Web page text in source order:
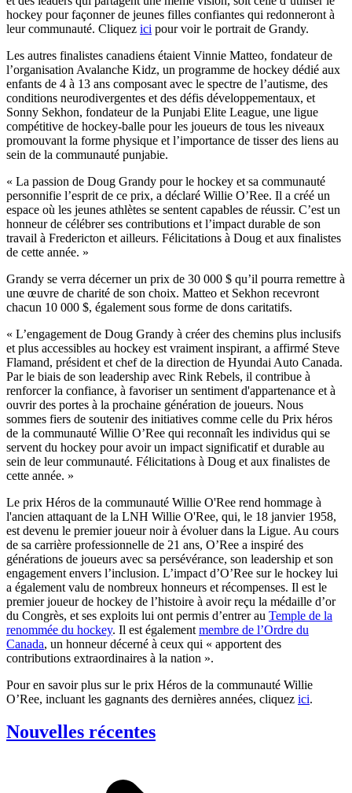
hockey pour façonner de jeunes filles confiantes qui redonneront à
leur communauté. Cliquez ici pour voir le portrait de Grandy.
Les autres finalistes canadiens étaient Vinnie Matteo, fondateur de
l’organisation Avalanche Kidz, un programme de hockey dédié aux
enfants de 4 à 13 ans composant avec le spectre de l’autisme, des
conditions neurodivergentes et des défis développementaux, et
Sonny Sekhon, fondateur de la Punjabi Elite League, une ligue
compétitive de hockey-balle pour les joueurs de tous les niveaux
promouvant la forme physique et l’importance de tisser des liens au
sein de la communauté punjabie.
« La passion de Doug Grandy pour le hockey et sa communauté
personnifie l’esprit de ce prix, a déclaré Willie O’Ree. Il a créé un
espace où les jeunes athlètes se sentent capables de réussir. C’est un
honneur de célébrer ses contributions et l’impact durable de son
travail à Fredericton et ailleurs. Félicitations à Doug et aux finalistes
de cette année. »
Grandy se verra décerner un prix de 30 000 $ qu’il pourra remettre à
une œuvre de charité de son choix. Matteo et Sekhon recevront
chacun 10 000 $, également sous forme de dons caritatifs.
« L’engagement de Doug Grandy à créer des chemins plus inclusifs
et plus accessibles au hockey est vraiment inspirant, a affirmé Steve
Flamand, président et chef de la direction de Hyundai Auto Canada.
Par le biais de son leadership avec Rink Rebels, il contribue à
renforcer la confiance, à favoriser un sentiment d'appartenance et à
ouvrir des portes à la prochaine génération de joueurs. Nous
sommes fiers de soutenir des initiatives comme celle du Prix héros
de la communauté Willie O’Ree qui reconnaît les individus qui se
servent du hockey pour avoir un impact significatif et durable au
sein de leur communauté. Félicitations à Doug et aux finalistes de
cette année. »
Le prix Héros de la communauté Willie O'Ree rend hommage à
l'ancien attaquant de la LNH Willie O'Ree, qui, le 18 janvier 1958,
est devenu le premier joueur noir à évoluer dans la Ligue. Au cours
de sa carrière professionnelle de 21 ans, O’Ree a inspiré des
générations de joueurs avec sa persévérance, son leadership et son
engagement envers l’inclusion. L’impact d’O’Ree sur le hockey lui
a également valu de nombreux honneurs et récompenses. Il est le
premier joueur de hockey de l’histoire à avoir reçu la médaille d’or
du Congrès, et ses exploits lui ont permis d’entrer au Temple de la
renommée du hockey. Il est également membre de l’Ordre du
Canada, un honneur décerné à ceux qui « apportent des
contributions extraordinaires à la nation ».
Pour en savoir plus sur le prix Héros de la communauté Willie
O’Ree, incluant les gagnants des dernières années, cliquez ici.
Nouvelles récentes